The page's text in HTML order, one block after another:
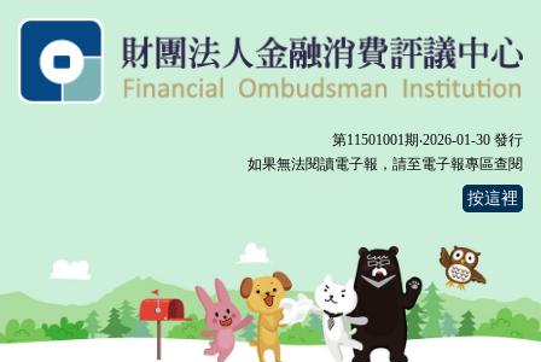
第11501001期‧2026-01-30 發行
如果無法閱讀電子報，請至電子報專區查閱
按這裡